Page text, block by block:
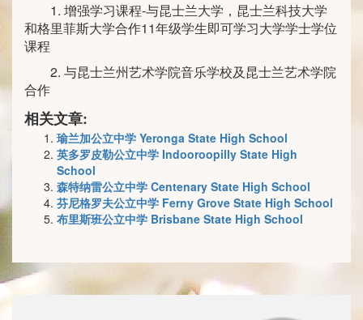
1. 增强学习课程-与昆士兰大学，昆士兰科技大学
和格里菲斯大学合作11年级学生即可学习大学学士学位
课程
2. 与昆士兰州艺术学院音乐学校及昆士兰艺术学院
合作
相关文章:
瑜兰加公立中学 Yeronga State High School
英多罗皮勒公立中学 Indooroopilly State High
School
森特纳雷公立中学 Centenary State High School
芬尼格罗夫公立中学 Ferny Grove State High School
布里斯班公立中学 Brisbane State High School